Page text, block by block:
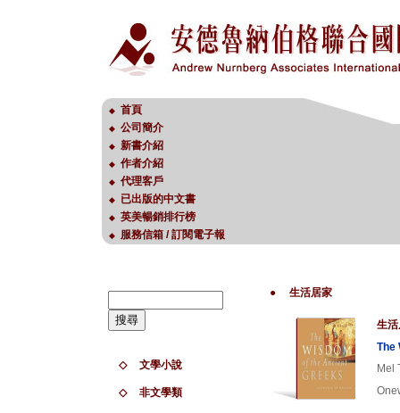
◆ 首頁
◆ 公司簡介
◆ 新書介紹
◆ 作者介紹
◆ 代理客戶
◆ 已出版的中文書
◆ 英美暢銷排行榜
◆ 服務信箱 / 訂閱電子報
◇ 文學小說
◇ 非文學類
● 生活居家
生
The
Mel